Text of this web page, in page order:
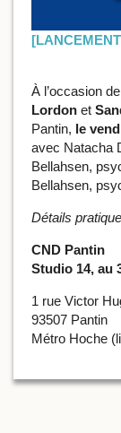
À l’occasion
Lordon et
Pantin, le
avec Natacha
Bellahsen,
Bellahsen,
Détails
CND Pantin
Studio 14, au
1 rue Victor
93507 Pantin
Métro Hoche